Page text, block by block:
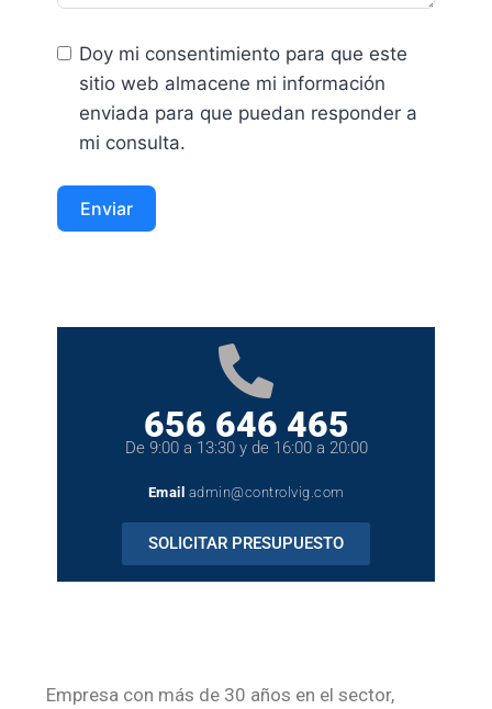
Doy mi consentimiento para que este
sitio web almacene mi información
enviada para que puedan responder a
mi consulta.
Enviar
656 646 465
De 9:00 a 13:30 y de 16:00 a 20:00
Email admin@controlvig.com
SOLICITAR PRESUPUESTO
Empresa con más de 30 años en el sector,